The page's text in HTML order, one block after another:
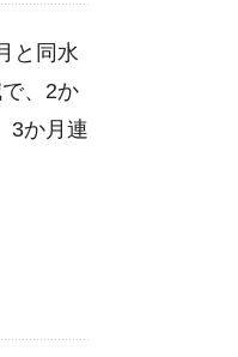
と同水
、2か
3か月連